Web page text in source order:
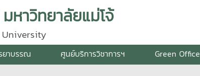
หาวิทยาลัยแม่โจ้
University
ยาบรรณ ศูนย์บริการวิชาการฯ Green Office